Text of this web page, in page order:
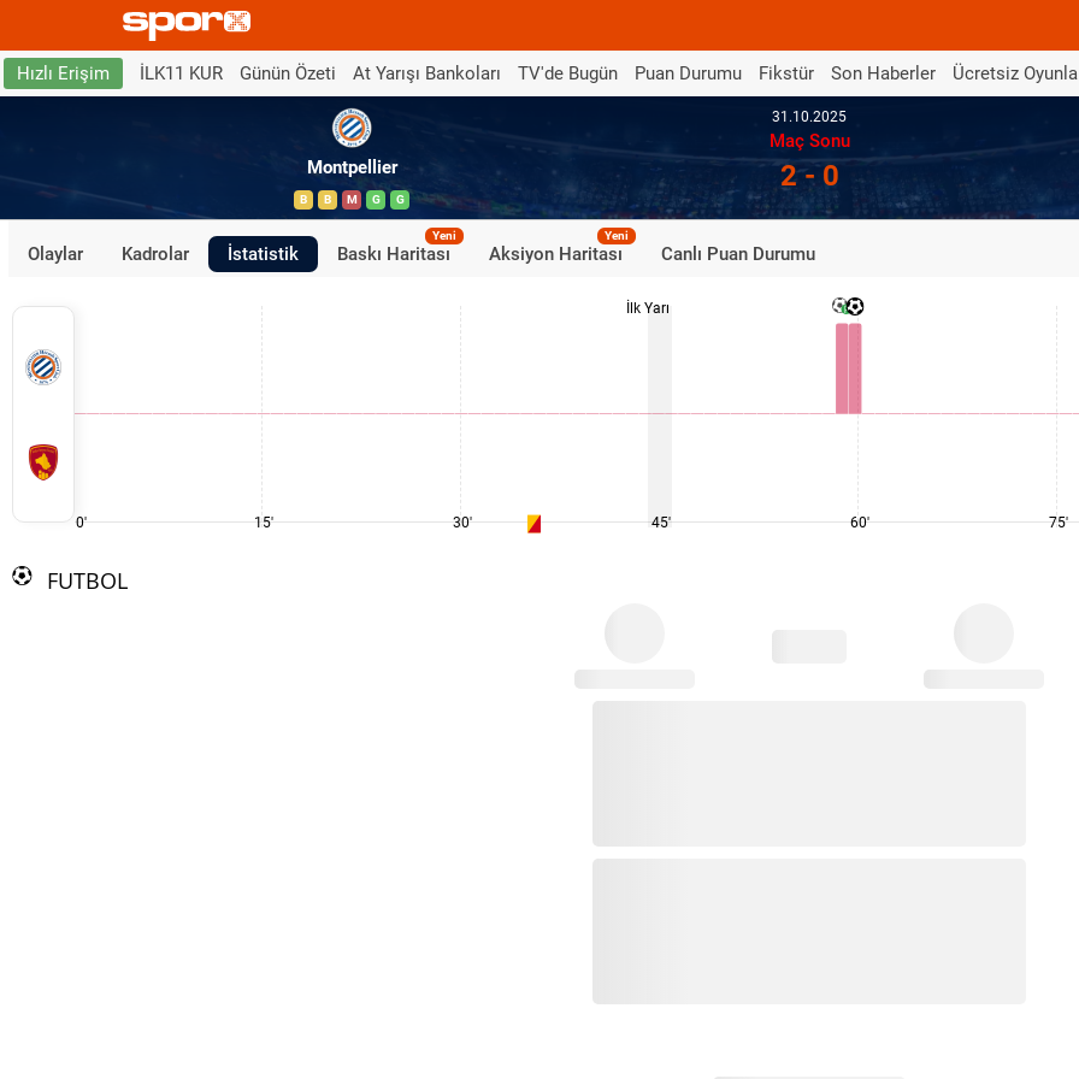
Hızlı Erişim İLK11 KUR Günün Özeti At Yarışı Bankoları TV'de Bugün Puan Durumu Fikstür Son Haberler Ücretsiz
Montpellier
B B M G G
31.10.2025
Maç Sonu
2 - 0
Olaylar Kadrolar İstatistik Baskı Haritası
Yeni
Aksiyon Haritası
Yeni
Canlı Puan Durumu
0' 15' 30'
İlk Yarı
45' 60' 75'
FUTBOL